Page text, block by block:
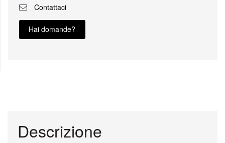
Contattaci
Hai domande?
Descrizione